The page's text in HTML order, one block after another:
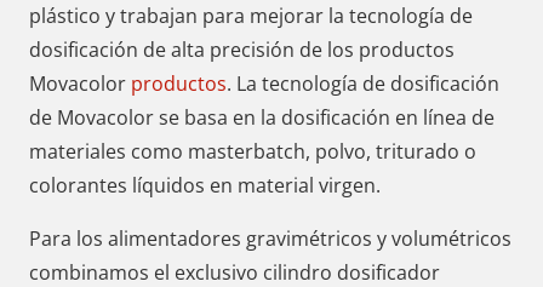
plástico y trabajan para mejorar la tecnología de
dosificación de alta precisión de los productos
Movacolor productos. La tecnología de dosificación
de Movacolor se basa en la dosificación en línea de
materiales como masterbatch, polvo, triturado o
colorantes líquidos en material virgen.
Para los alimentadores gravimétricos y volumétricos
combinamos el exclusivo cilindro dosificador